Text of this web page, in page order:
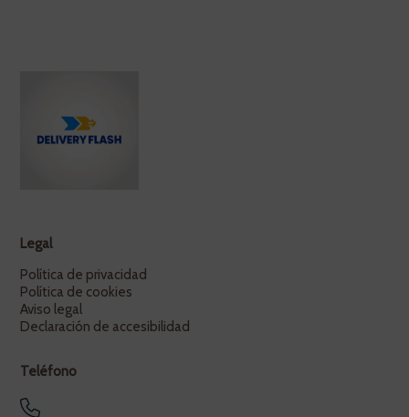
Legal
Política de privacidad
Política de cookies
Aviso legal
Declaración de accesibilidad
Teléfono